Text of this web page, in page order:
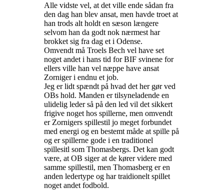
Alle vidste vel, at det ville ende sådan fra
den dag han blev ansat, men havde troet at
han trods alt holdt en sæson længere
selvom han da godt nok nærmest har
brokket sig fra dag et i Odense.
Omvendt må Troels Bech vel have set
noget andet i hans tid for BIF svinene for
ellers ville han vel næppe have ansat
Zorniger i endnu et job.
Jeg er lidt spændt på hvad det her gør ved
OBs hold. Manden er tilsyneladende en
ulidelig leder så på den led vil det sikkert
frigive noget hos spillerne, men omvendt
er Zornigers spillestil jo meget forbundet
med energi og en bestemt måde at spille på
og er spillerne gode i en traditionel
spillesitl som Thomasbergs. Det kan godt
være, at OB siger at de kører videre med
samme spillestil, men Thomasberg er en
anden ledertype og har traidionelt spillet
noget andet fodbold.